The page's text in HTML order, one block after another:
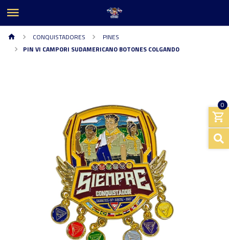
0
CONQUISTADORES
PINES
PIN VI CAMPORI SUDAMERICANO BOTONES COLGANDO